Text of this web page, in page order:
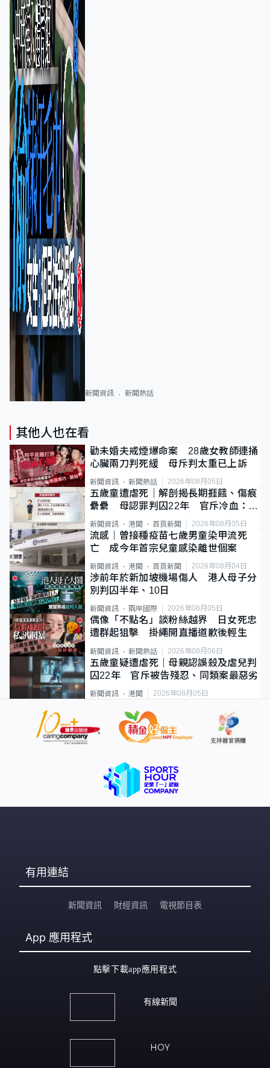
新聞資訊 新聞熱話
其他人也在看
勸未婚夫戒煙爆命案 28歲女教師連捅
心臟兩刀判死緩 母斥判太重已上訴
新聞資訊 新聞熱話 2026年08月05日
五歲童遭虐死｜解剖揭長期捱餓、傷痕
纍纍 母認罪判囚22年 官斥冷血：同
類案最惡劣
新聞資訊 港聞 首頁新聞 2026年08月05日
流感｜曾接種疫苗七歲男童染甲流死
亡 成今年首宗兒童感染離世個案
新聞資訊 港聞 首頁新聞 2026年08月04日
涉前年於新加坡機場傷人 港人母子分
別判囚半年、10日
新聞資訊 兩岸國際 2026年08月05日
偶像「不點名」談粉絲越界 日女死忠
遭群起狙擊 掛繩開直播道歉後輕生
新聞資訊 新聞熱話 2026年08月06日
五歲童疑遭虐死｜母親認誤殺及虐兒判
囚22年 官斥被告殘忍、同類案最惡劣
新聞資訊 港聞 2026年08月05日
有用連結
新聞資訊 財經資訊 電視節目表
App 應用程式
點擊下載app應用程式
有線新聞
HOY